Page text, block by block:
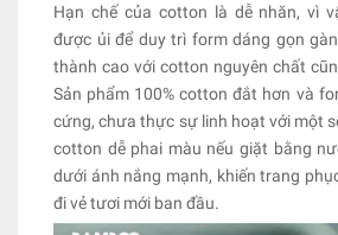
Hạn chế của cotton là dễ nhăn, vì
được ủi để duy trì form dáng gọn
thành cao với cotton nguyên chất
Sản phẩm 100% cotton đắt hơn và
cứng, chưa thực sự linh hoạt với một
cotton dễ phai màu nếu giặt bằng
dưới ánh nắng mạnh, khiến trang
đi vẻ tươi mới ban đầu.